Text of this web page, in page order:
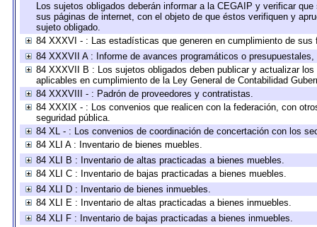
Los sujetos obligados deberán informar a la CEGAIP y verificar
sus páginas de internet, con el objeto de que éstos verifiquen y
sujeto obligado.
84 XXXVI - : Las estadísticas que generen en cumplimiento de
84 XXXVII A : Informe de avances programáticos o
84 XXXVII B : Los sujetos obligados deben publicar y actualizar
aplicables en cumplimiento de la Ley General de Contabilidad
84 XXXVIII - : Padrón de proveedores y contratistas.
84 XXXIX - : Los convenios que realicen con la federación, con
seguridad pública.
84 XL - : Los convenios de coordinación de concertación con los
84 XLI A : Inventario de bienes muebles.
84 XLI B : Inventario de altas practicadas a bienes muebles.
84 XLI C : Inventario de bajas practicadas a bienes muebles.
84 XLI D : Inventario de bienes inmuebles.
84 XLI E : Inventario de altas practicadas a bienes inmuebles.
84 XLI F : Inventario de bajas practicadas a bienes inmuebles.